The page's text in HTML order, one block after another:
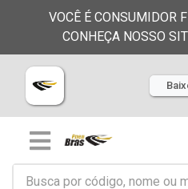
VOCÊ É CONSUMIDOR
CONHEÇA NOSSO